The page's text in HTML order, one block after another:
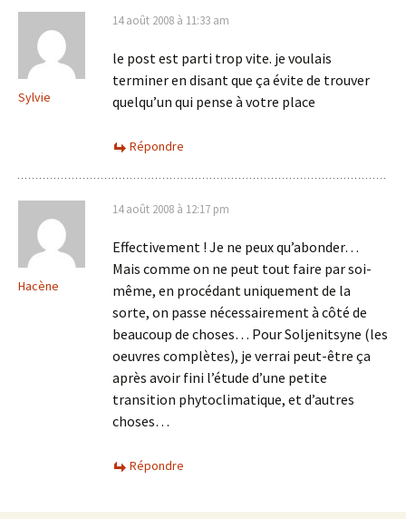
Sylvie
14 août 2008 à 11:33 am
le post est parti trop vite. je voulais
terminer en disant que ça évite de trouver
quelqu’un qui pense à votre place
Répondre
Hacène
14 août 2008 à 12:17 pm
Effectivement ! Je ne peux qu’abonder…
Mais comme on ne peut tout faire par soi-
même, en procédant uniquement de la
sorte, on passe nécessairement à côté de
beaucoup de choses… Pour Soljenitsyne (les
oeuvres complètes), je verrai peut-être ça
après avoir fini l’étude d’une petite
transition phytoclimatique, et d’autres
choses…
Répondre